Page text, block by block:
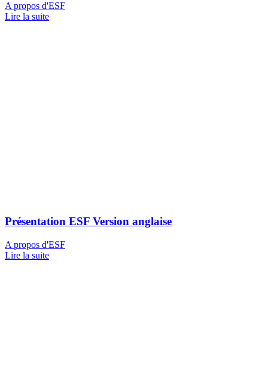
A propos d'ESF
Lire la suite
Présentation ESF Version anglaise
A propos d'ESF
Lire la suite